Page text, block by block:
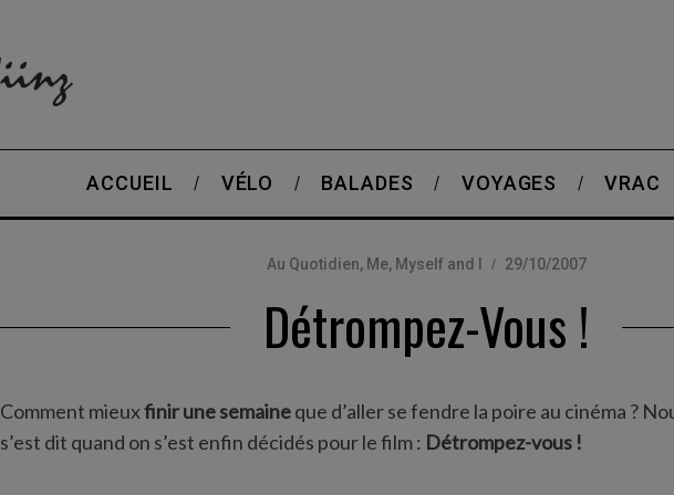
ACCUEIL VÉLO BALADES VOYAGES VRAC
Au Quotidien, Me, Myself and I 29/10/2007
Détrompez-Vous !
Comment mieuxfinir une semaineque d’aller se fendre la poire au cinéma ?
s’est dit quand on s’est enfin décidés pour le film : Détrompez-vous !